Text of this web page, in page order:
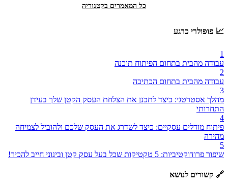
כל המאמרים בקטגוריה
📈 פופולרי כרגע
1
עבודה מהבית בתחום הפיתוח תוכנה
2
עבודה מהבית בתחום הכתיבה
3
מהלך אסטרטגי: כיצד לתכנן את הצלחת העסק הקטן שלך בעידן
התחרותי
4
פיתוח מודלים עסקיים: כיצד לשדרג את העסק שלכם ולהוביל לצמיחה
מהירה
5
שיפור פרודוקטיביות: 5 טקטיקות שכל בעל עסק קטן ובינוני חייב להכיר!
🔗 קשורים לנושא